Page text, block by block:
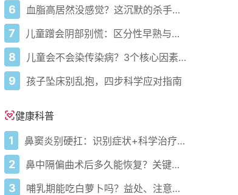
6 血脂高居然没感觉？这沉默的杀手正悄悄盯上你！
7 儿童蹭会阴部别慌：区分性早熟与擦腿综合征
8 儿童会不会染传染病？3个核心因素说了算
9 孩子坠床别乱抱，四步科学应对指南
健康科普
1 鼻窦炎别硬扛：识别症状+科学治疗+避坑指南
2 鼻中隔偏曲术后多久能恢复？关键看这几点
3 哺乳期能吃白萝卜吗？益处、注意事项一次说清